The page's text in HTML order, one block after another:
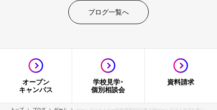
ブログ一覧へ
オープン
キャンパス
学校見学・
個別相談会
資料請求